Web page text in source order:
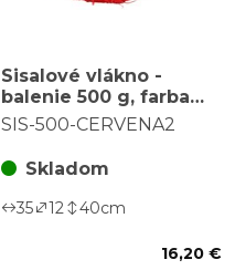
Sisalové vlákno -
balenie 500 g, farba
červená
SIS-500-CERVENA2
Skladom
35 12 40cm
16,20 €